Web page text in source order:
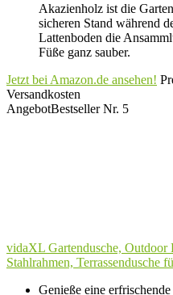
Akazienholz ist die
sicheren Stand während
Lattenboden die
Füße ganz sauber.
Jetzt bei Amazon.de ansehen!
Versandkosten
AngebotBestseller Nr. 5
vidaXL Gartendusche, Outdoor
Stahlrahmen, Terrassendusche
Genieße eine